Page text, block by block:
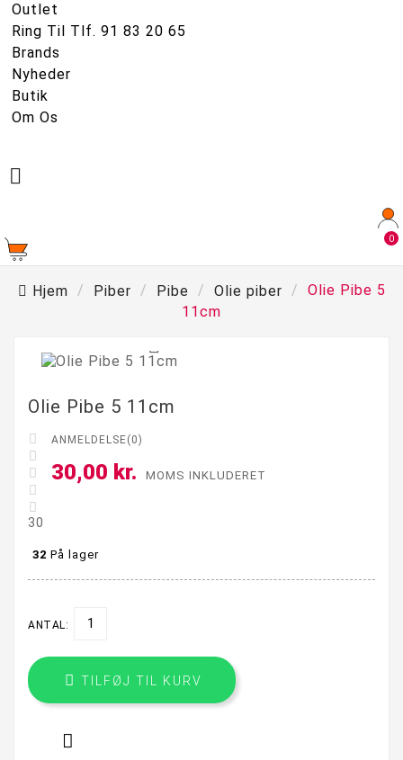
Outlet
Ring Til Tlf. 91 83 20 65
Brands
Nyheder
Butik
Om Os

0
Hjem Piber Pibe Olie piber
Olie Pibe 5
11cm

Olie Pibe 5 11cm





ANMELDELSE(0)
30,00 kr. MOMS INKLUDERET
30
32 På lager
ANTAL:
 TILFØJ TIL KURV
